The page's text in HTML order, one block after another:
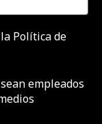
Política de
empleados